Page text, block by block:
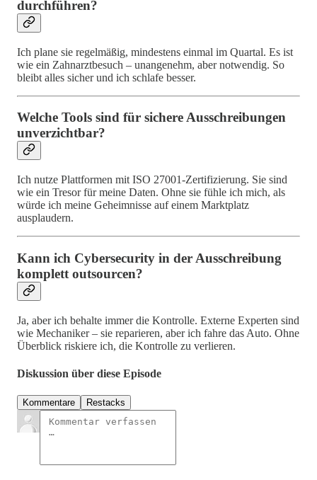
durchführen?
Ich plane sie regelmäßig, mindestens einmal im Quartal. Es ist
wie ein Zahnarztbesuch – unangenehm, aber notwendig. So
bleibt alles sicher und ich schlafe besser.
Welche Tools sind für sichere Ausschreibungen
unverzichtbar?
Ich nutze Plattformen mit ISO 27001-Zertifizierung. Sie sind
wie ein Tresor für meine Daten. Ohne sie fühle ich mich, als
würde ich meine Geheimnisse auf einem Marktplatz
ausplaudern.
Kann ich Cybersecurity in der Ausschreibung
komplett outsourcen?
Ja, aber ich behalte immer die Kontrolle. Externe Experten sind
wie Mechaniker – sie reparieren, aber ich fahre das Auto. Ohne
Überblick riskiere ich, die Kontrolle zu verlieren.
Diskussion über diese Episode
Kommentare Restacks